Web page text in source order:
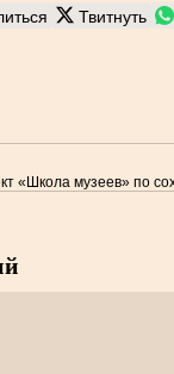
Твитнуть
«Школа музеев» по